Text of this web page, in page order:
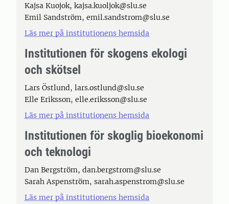
Kajsa Kuojok, kajsa.kuoljok@slu.se
Emil Sandström, emil.sandstrom@slu.se
Läs mer på institutionens hemsida
Institutionen för skogens ekologi
och skötsel
Lars Östlund, lars.ostlund@slu.se
Elle Eriksson, elle.eriksson@slu.se
Läs mer på institutionens hemsida
Institutionen för skoglig bioekonomi
och teknologi
Dan Bergström, dan.bergstrom@slu.se
Sarah Aspenström, sarah.aspenstrom@slu.se
Läs mer på institutionens hemsida